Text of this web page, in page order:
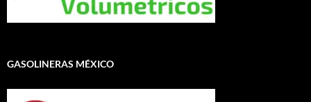
GASOLINERAS MÉXICO